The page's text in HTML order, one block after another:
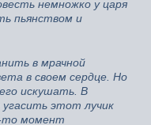
немножко у царя
пьянством и
в мрачной
в своем сердце. Но
искушать. В
этот лучик
то момент